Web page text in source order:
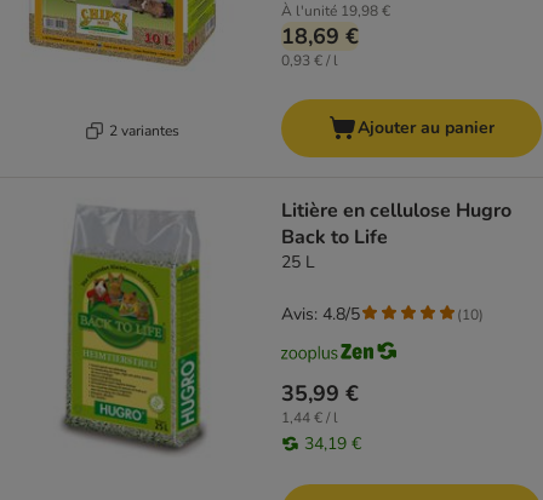
2 variantes
À l'unité 19,98 €
18,69 €
0,93 € / l
Ajouter au panier
Litière en cellulose Hugro
Back to Life
25 L
35,99 €
1,44 € / l
34,19 €
Avis: 4.8/5 (10)